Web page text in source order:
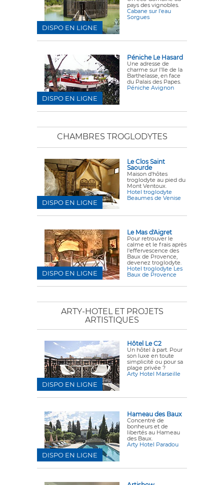
pays des vignobles.
Cabane sur l'eau
Sorgues
DISPO EN LIGNE
Péniche Le Hasard
Une adresse de
charme sur l'Ile de la
Barthelasse, en face
du Palais des Papes.
Péniche Avignon
DISPO EN LIGNE
CHAMBRES TROGLODYTES
Le Clos Saint
Saourde
Maison d'hôtes
troglodyte au pied du
Mont Ventoux.
Hotel troglodyte
Beaumes de Venise
DISPO EN LIGNE
Le Mas d'Aigret
Pour retrouver le
calme et le frais après
l'effervescence des
Baux de Provence,
devenez troglodyte.
Hotel troglodyte Les
Baux de Provence
DISPO EN LIGNE
ARTY-HOTEL ET PROJETS
ARTISTIQUES
Hôtel Le C2
Un hôtel à part. Pour
son luxe en toute
simplicité ou pour sa
plage privée ?
Arty Hotel Marseille
DISPO EN LIGNE
Hameau des Baux
Concentré de
bonheurs et de
libertés au Hameau
des Baux.
Arty Hotel Paradou
DISPO EN LIGNE